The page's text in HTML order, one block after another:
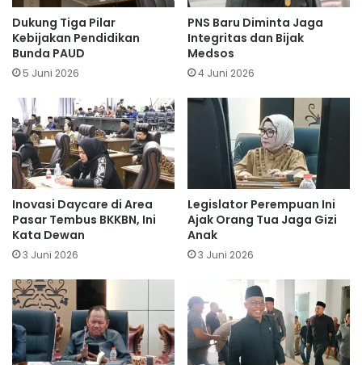
Dukung Tiga Pilar
Kebijakan Pendidikan
Bunda PAUD
5 Juni 2026
PNS Baru Diminta Jaga
Integritas dan Bijak
Medsos
4 Juni 2026
Inovasi Daycare di Area
Pasar Tembus BKKBN, Ini
Kata Dewan
3 Juni 2026
Legislator Perempuan Ini
Ajak Orang Tua Jaga Gizi
Anak
3 Juni 2026